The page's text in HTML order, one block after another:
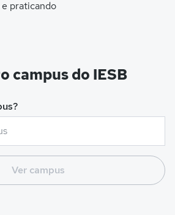
praticando
campus do IESB
Ver campus